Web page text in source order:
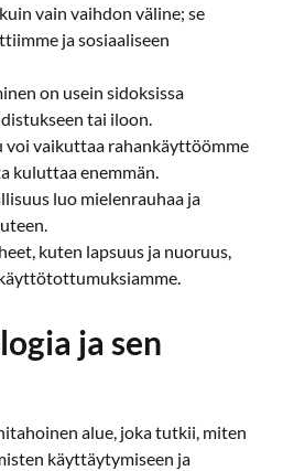
vain vaihdon väline; se
ja sosiaaliseen
on usein sidoksissa
tai iloon.
voi vaikuttaa rahankäyttöömme
kuluttaa enemmän.
luo mielenrauhaa ja
kuten lapsuus ja nuoruus,
ja sen
alue, joka tutkii, miten
käyttäytymiseen ja